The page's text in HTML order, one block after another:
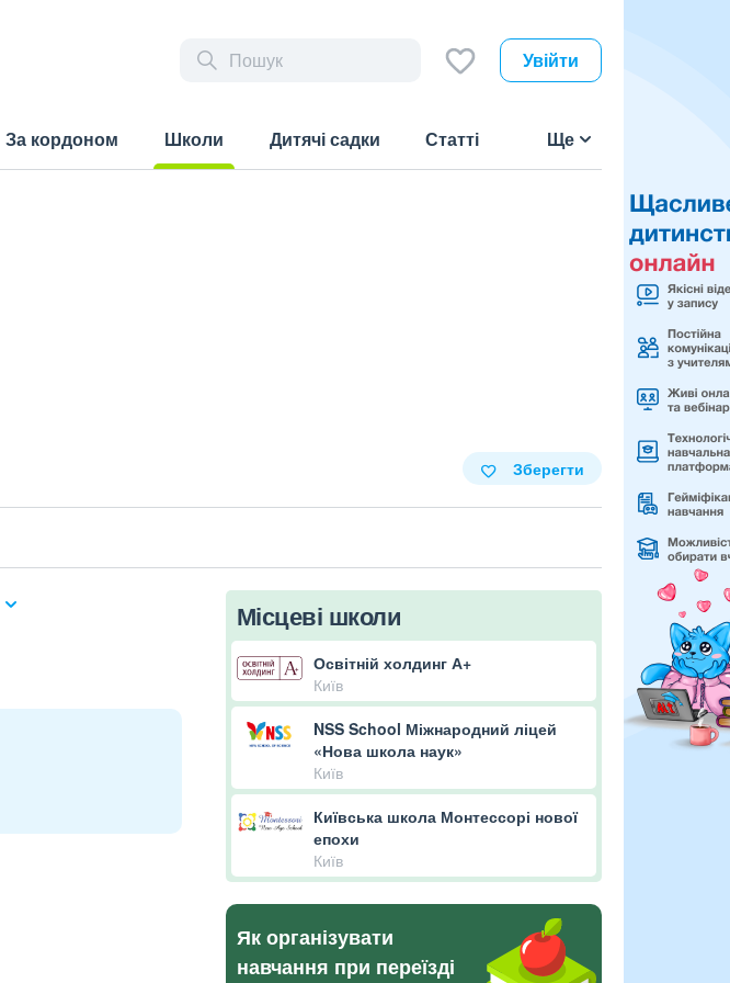
Увійти
За кордоном
Школи
Дитячі садки Статті Ще
Зберегти
Місцеві школи
Освітній холдинг А+
Київ
NSS School Міжнародний ліцей
«Нова школа наук»
Київ
Київська школа Монтессорі нової
епохи
Київ
Як організувати
навчання при переїзді